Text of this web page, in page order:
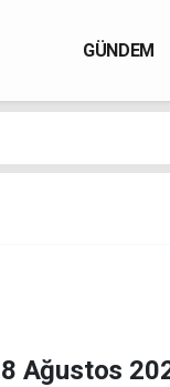
GÜNDEM
8 Ağustos